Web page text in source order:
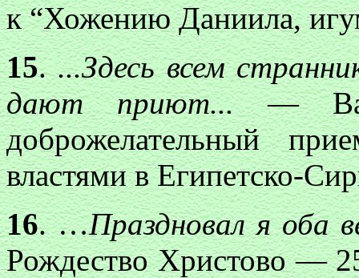
к “Хожению Даниила,
15....Здесь всем
дают приют...—
доброжелательный
властями в Египетско-
16. …Праздновал я оба
Рождество Христово —